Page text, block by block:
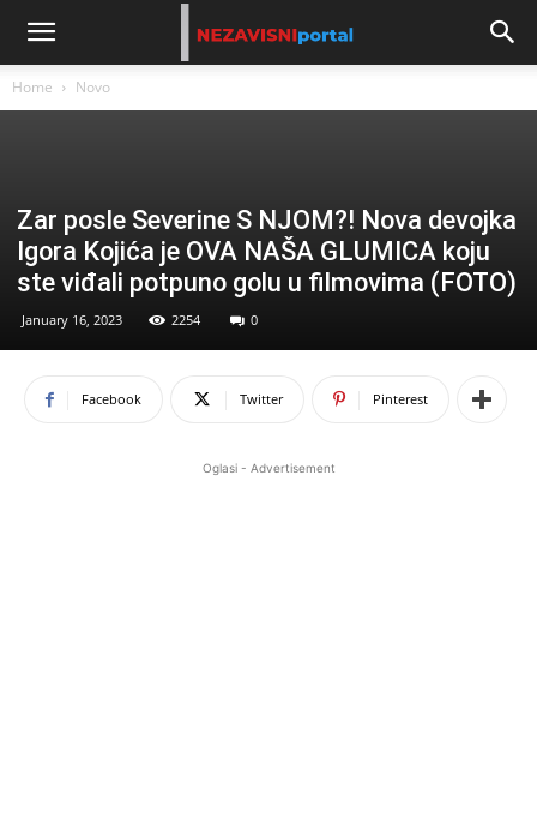
Home Novo
Zar posle Severine S NJOM?! Nova devojka
Igora Kojića je OVA NAŠA GLUMICA koju
ste viđali potpuno golu u filmovima (FOTO)
January 16, 2023 2254 0
Facebook Twitter Pinterest
Oglasi - Advertisement